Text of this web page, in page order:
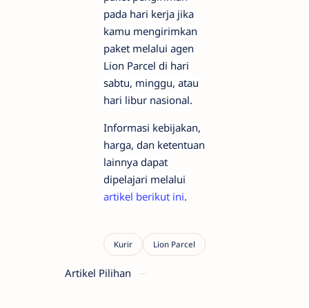
pada hari kerja jika
kamu mengirimkan
paket melalui agen
Lion Parcel di hari
sabtu, minggu, atau
hari libur nasional.
Informasi kebijakan,
harga, dan ketentuan
lainnya dapat
dipelajari melalui
artikel berikut ini.
Artikel Pilihan